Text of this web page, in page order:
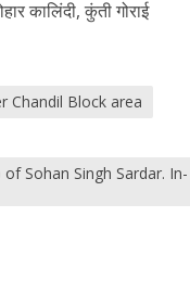
कालिंदी, कुंती गोराई
Chandil Block area
Sohan Singh Sardar. In-